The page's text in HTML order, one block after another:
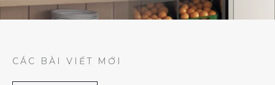
CÁC BÀI VIẾT MỚI